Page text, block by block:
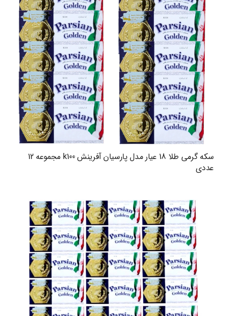
سکه گرمی طلا 18 عیار مدل پارسیان آفرینش k100 مجموعه 12
عددی